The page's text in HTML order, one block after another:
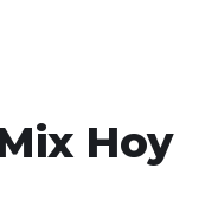
Hoy